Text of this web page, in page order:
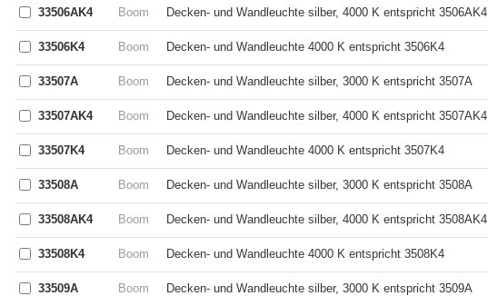
33506AK4 Boom Decken- und Wandleuchte silber, 4000 K entspricht 3506AK4
33506K4 Boom Decken- und Wandleuchte 4000 K entspricht 3506K4
33507A Boom Decken- und Wandleuchte silber, 3000 K entspricht 3507A
33507AK4 Boom Decken- und Wandleuchte silber, 4000 K entspricht 3507AK4
33507K4 Boom Decken- und Wandleuchte 4000 K entspricht 3507K4
33508A Boom Decken- und Wandleuchte silber, 3000 K entspricht 3508A
33508AK4 Boom Decken- und Wandleuchte silber, 4000 K entspricht 3508AK4
33508K4 Boom Decken- und Wandleuchte 4000 K entspricht 3508K4
33509A Boom Decken- und Wandleuchte silber, 3000 K entspricht 3509A